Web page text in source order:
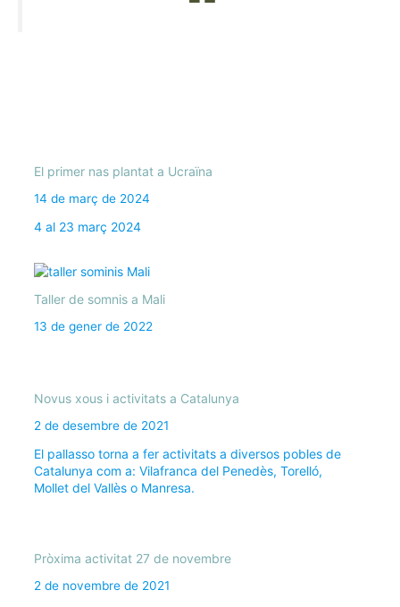
El primer nas plantat a Ucraïna
14 de març de 2024
4 al 23 març 2024
Taller de somnis a Mali
13 de gener de 2022
Novus xous i activitats a Catalunya
2 de desembre de 2021
El pallasso torna a fer activitats a diversos pobles de
Catalunya com a: Vilafranca del Penedès, Torelló,
Mollet del Vallès o Manresa.
Pròxima activitat 27 de novembre
2 de novembre de 2021